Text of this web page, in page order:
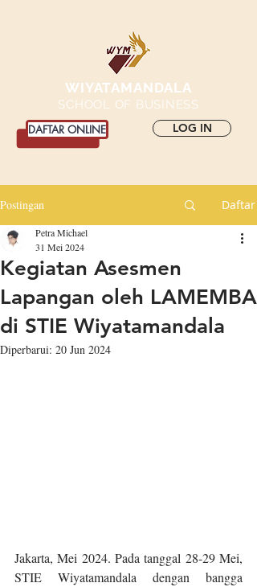
WIYATAMANDALA
SCHOOL OF BUSINESS
LOG IN
DAFTAR ONLINE
Postingan Daftar
Kegiatan Asesmen
Lapangan oleh LAMEMBA
di STIE Wiyatamandala
Petra Michael
31 Mei 2024
Diperbarui: 20 Jun 2024
Jakarta, Mei 2024. Pada tanggal 28-29 Mei,
STIE Wiyatamandala dengan bangga